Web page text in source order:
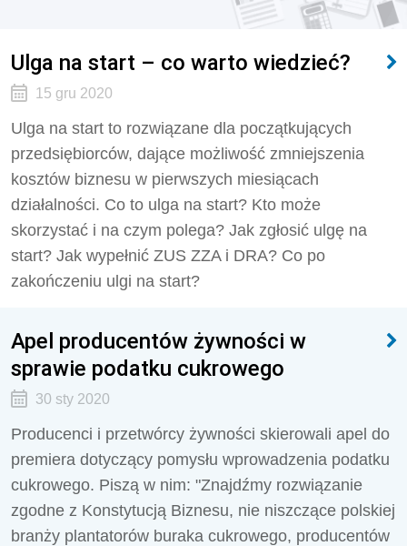
Ulga na start – co warto wiedzieć?
15 gru 2020
Ulga na start to rozwiązane dla początkujących
przedsiębiorców, dające możliwość zmniejszenia
kosztów biznesu w pierwszych miesiącach
działalności. Co to ulga na start? Kto może
skorzystać i na czym polega? Jak zgłosić ulgę na
start? Jak wypełnić ZUS ZZA i DRA? Co po
zakończeniu ulgi na start?
Apel producentów żywności w
sprawie podatku cukrowego
30 sty 2020
Producenci i przetwórcy żywności skierowali apel do
premiera dotyczący pomysłu wprowadzenia podatku
cukrowego. Piszą w nim: "Znajdźmy rozwiązanie
zgodne z Konstytucją Biznesu, nie niszczące polskiej
branży plantatorów buraka cukrowego, producentów